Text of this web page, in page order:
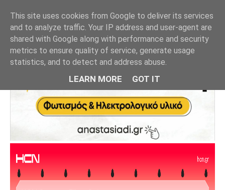
This site uses cookies from Google to deliver its services
and to analyze traffic. Your IP address and user-agent are
shared with Google along with performance and security
metrics to ensure quality of service, generate usage
statistics, and to detect and address abuse.
LEARN MORE GOT IT